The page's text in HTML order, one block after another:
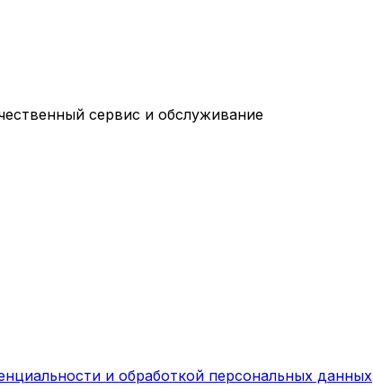
сервис и обслуживание
и обработкой персональных данных